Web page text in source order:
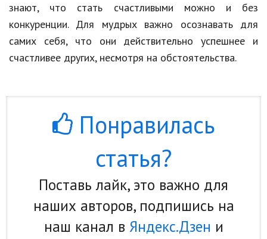
знают, что стать счастливыми можно и без
конкуренции. Для мудрых важно осознавать для
самих себя, что они действительно успешнее и
счастливее других, несмотря на обстоятельства.
Понравилась
статья?
Поставь лайк, это важно для
наших авторов, подпишись на
наш канал в Яндекс.Дзен и